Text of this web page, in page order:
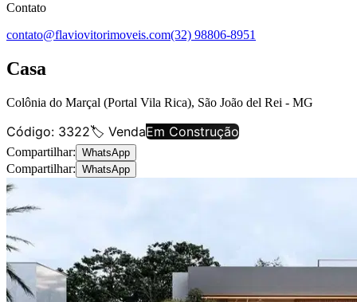
Contato
contato@flaviovitorimoveis.com(32) 98806-8951
Casa
Colônia do Marçal (Portal Vila Rica), São João del Rei - MG
Código: 3322🏷️ VendaEm Construção
Compartilhar: WhatsApp
Compartilhar: WhatsApp